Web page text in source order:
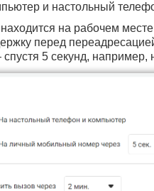
и настольный
на рабочем
перед
5 секунд,